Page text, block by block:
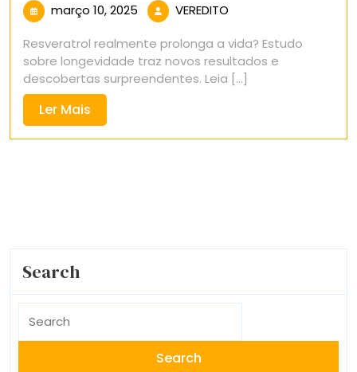
março 10, 2025 março
2025
VEREDITO
Resveratrol realmente prolonga a vida? Estudo
sobre longevidade traz novos resultados e
descobertas surpreendentes. Leia [...]
Ler Mais
Mais
Search
for: